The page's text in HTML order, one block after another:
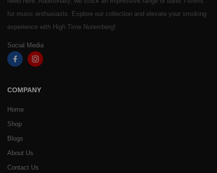
for music enthusiasts. Explore our collection and elevate your smoking
experience with High Time Nuremberg!
Social Media
COMPANY
Home
Shop
Blogs
About Us
Contact Us